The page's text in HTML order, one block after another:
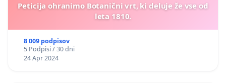
Peticija ohranimo Botanični vrt, ki deluje že vse od
leta 1810.
8 009 podpisov
5 Podpisi / 30 dni
24 Apr 2024